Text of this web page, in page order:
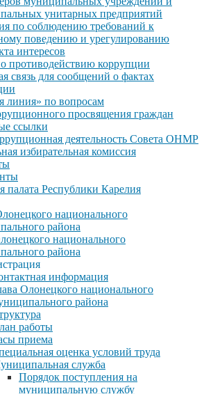
унитарных предприятий
по соблюдению требований к
поведению и урегулированию
интересов
противодействию коррупции
связь для сообщений о фактах
линия» по вопросам
просвящения граждан
ссылки
деятельность Совета ОНМР
избирательная комиссия
палата Республики Карелия
национального
района
национального
района
информация
Олонецкого национального
района
работы
приема
оценка условий труда
служба
Порядок поступления на
муниципальную службу